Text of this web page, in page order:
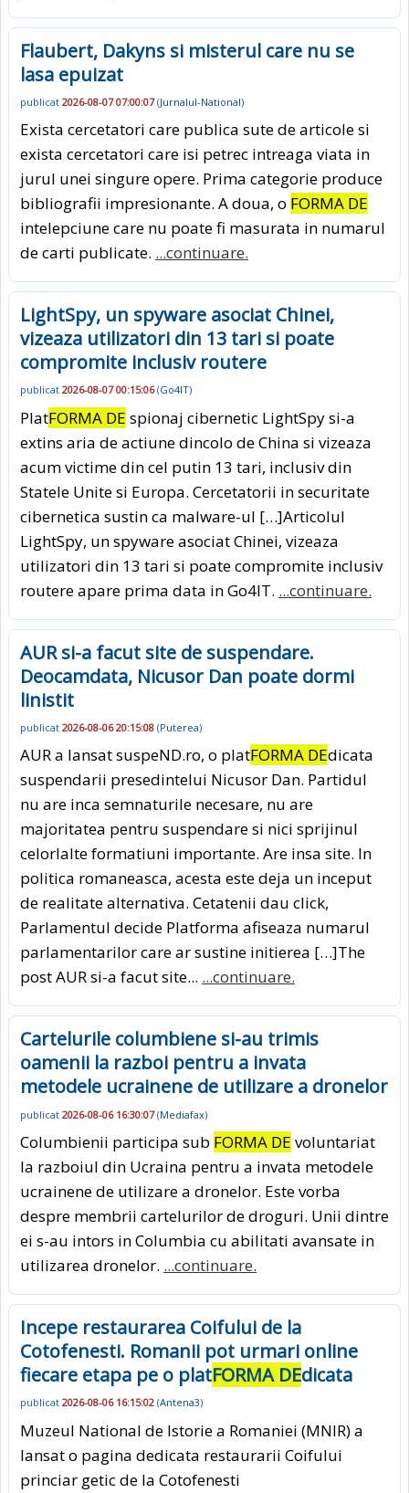
Flaubert, Dakyns si misterul care nu se
lasa epuizat
publicat 2026-08-07 07:00:07(Jurnalul-National)
Exista cercetatori care publica sute de articole si
exista cercetatori care isi petrec intreaga viata in
jurul unei singure opere. Prima categorie produce
bibliografii impresionante. A doua, o FORMA DE
intelepciune care nu poate fi masurata in numarul
de carti publicate. ...continuare.
LightSpy, un spyware asociat Chinei,
vizeaza utilizatori din 13 tari si poate
compromite inclusiv routere
publicat 2026-08-07 00:15:06(Go4IT)
PlatFORMA DE spionaj cibernetic LightSpy si-a
extins aria de actiune dincolo de China si vizeaza
acum victime din cel putin 13 tari, inclusiv din
Statele Unite si Europa. Cercetatorii in securitate
cibernetica sustin ca malware-ul […]Articolul
LightSpy, un spyware asociat Chinei, vizeaza
utilizatori din 13 tari si poate compromite inclusiv
routere apare prima data in Go4IT. ...continuare.
AUR si-a facut site de suspendare.
Deocamdata, Nicusor Dan poate dormi
linistit
publicat 2026-08-06 20:15:08 (Puterea)
AUR a lansat suspeND.ro, o platFORMA DEdicata
suspendarii presedintelui Nicusor Dan. Partidul
nu are inca semnaturile necesare, nu are
majoritatea pentru suspendare si nici sprijinul
celorlalte formatiuni importante. Are insa site. In
politica romaneasca, acesta este deja un inceput
de realitate alternativa. Cetatenii dau click,
Parlamentul decide Platforma afiseaza numarul
parlamentarilor care ar sustine initierea […]The
post AUR si-a facut site... ...continuare.
Cartelurile columbiene si-au trimis
oamenii la razboi pentru a invata
metodele ucrainene de utilizare a dronelor
publicat 2026-08-06 16:30:07(Mediafax)
Columbienii participa sub FORMA DE voluntariat
la razboiul din Ucraina pentru a invata metodele
ucrainene de utilizare a dronelor. Este vorba
despre membrii cartelurilor de droguri. Unii dintre
ei s-au intors in Columbia cu abilitati avansate in
utilizarea dronelor. ...continuare.
Incepe restaurarea Coifului de la
Cotofenesti. Romanii pot urmari online
fiecare etapa pe o platFORMA DEdicata
publicat 2026-08-06 16:15:02 (Antena3)
Muzeul National de Istorie a Romaniei (MNIR) a
lansat o pagina dedicata restaurarii Coifului
princiar getic de la Cotofenesti